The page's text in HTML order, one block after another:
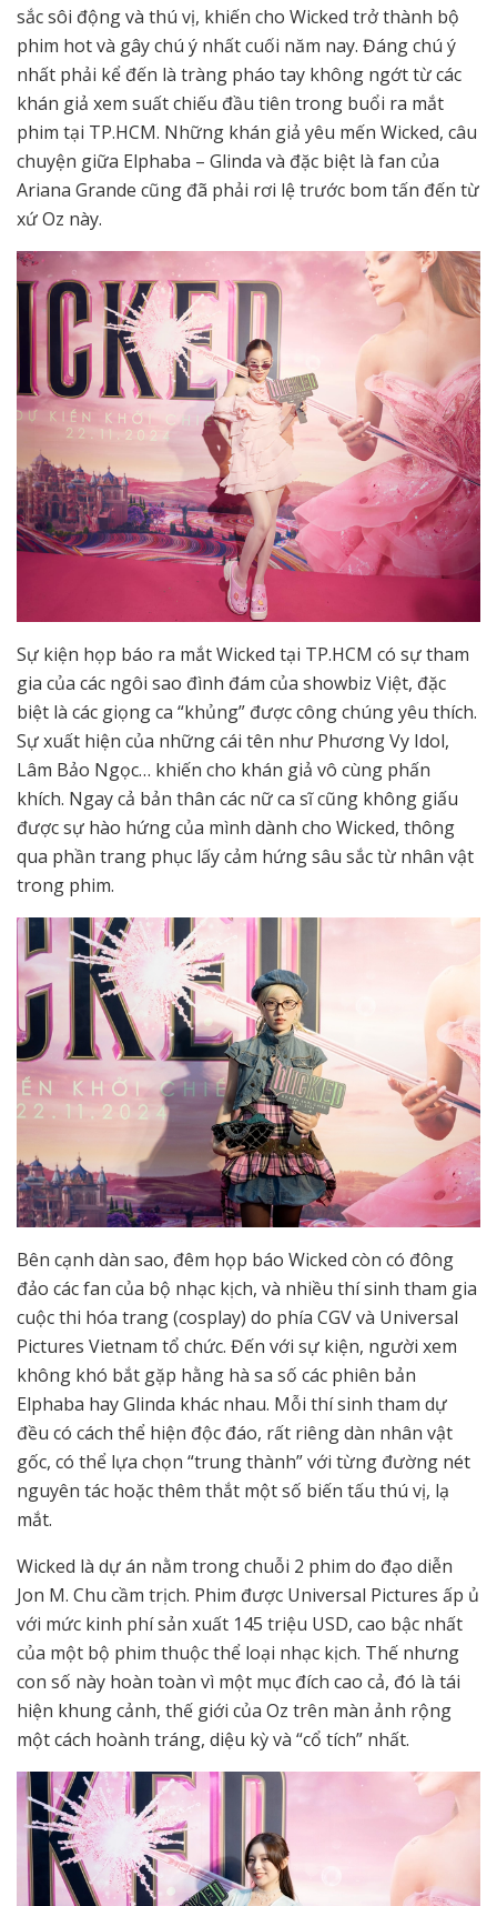
sắc sôi động và thú vị, khiến cho Wicked trở thành bộ
phim hot và gây chú ý nhất cuối năm nay. Đáng chú ý
nhất phải kể đến là tràng pháo tay không ngớt từ các
khán giả xem suất chiếu đầu tiên trong buổi ra mắt
phim tại TP.HCM. Những khán giả yêu mến Wicked, câu
chuyện giữa Elphaba – Glinda và đặc biệt là fan của
Ariana Grande cũng đã phải rơi lệ trước bom tấn đến từ
xứ Oz này.
Sự kiện họp báo ra mắt Wicked tại TP.HCM có sự tham
gia của các ngôi sao đình đám của showbiz Việt, đặc
biệt là các giọng ca “khủng” được công chúng yêu thích.
Sự xuất hiện của những cái tên như Phương Vy Idol,
Lâm Bảo Ngọc… khiến cho khán giả vô cùng phấn
khích. Ngay cả bản thân các nữ ca sĩ cũng không giấu
được sự hào hứng của mình dành cho Wicked, thông
qua phần trang phục lấy cảm hứng sâu sắc từ nhân vật
trong phim.
Bên cạnh dàn sao, đêm họp báo Wicked còn có đông
đảo các fan của bộ nhạc kịch, và nhiều thí sinh tham gia
cuộc thi hóa trang (cosplay) do phía CGV và Universal
Pictures Vietnam tổ chức. Đến với sự kiện, người xem
không khó bắt gặp hằng hà sa số các phiên bản
Elphaba hay Glinda khác nhau. Mỗi thí sinh tham dự
đều có cách thể hiện độc đáo, rất riêng dàn nhân vật
gốc, có thể lựa chọn “trung thành” với từng đường nét
nguyên tác hoặc thêm thắt một số biến tấu thú vị, lạ
mắt.
Wicked là dự án nằm trong chuỗi 2 phim do đạo diễn
Jon M. Chu cầm trịch. Phim được Universal Pictures ấp ủ
với mức kinh phí sản xuất 145 triệu USD, cao bậc nhất
của một bộ phim thuộc thể loại nhạc kịch. Thế nhưng
con số này hoàn toàn vì một mục đích cao cả, đó là tái
hiện khung cảnh, thế giới của Oz trên màn ảnh rộng
một cách hoành tráng, diệu kỳ và “cổ tích” nhất.